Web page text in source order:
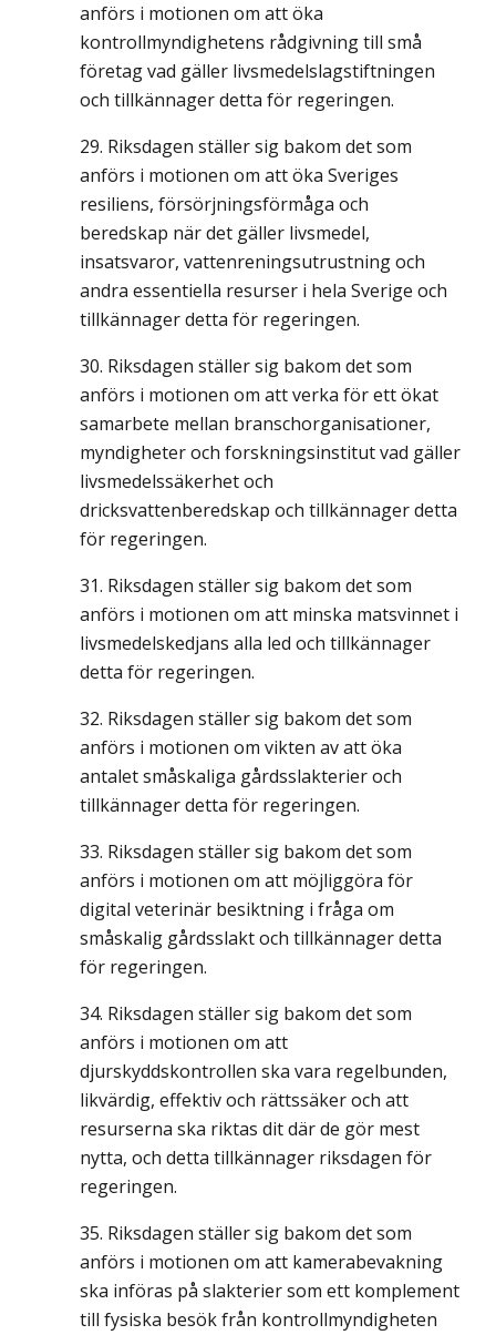
anförs i motionen om att öka
kontrollmyndighetens rådgivning till små
företag vad gäller livsmedelslagstiftningen
och tillkännager detta för regeringen.
Riksdagen ställer sig bakom det som
anförs i motionen om att öka Sveriges
resiliens, försörjningsförmåga och
beredskap när det gäller livsmedel,
insatsvaror, vattenreningsutrustning och
andra essentiella resurser i hela Sverige och
tillkännager detta för regeringen.
Riksdagen ställer sig bakom det som
anförs i motionen om att verka för ett ökat
samarbete mellan branschorganisationer,
myndigheter och forskningsinstitut vad gäller
livsmedelssäkerhet och
dricksvattenberedskap och tillkännager detta
för regeringen.
Riksdagen ställer sig bakom det som
anförs i motionen om att minska matsvinnet i
livsmedelskedjans alla led och tillkännager
detta för regeringen.
Riksdagen ställer sig bakom det som
anförs i motionen om vikten av att öka
antalet småskaliga gårdsslakterier och
tillkännager detta för regeringen.
Riksdagen ställer sig bakom det som
anförs i motionen om att möjliggöra för
digital veterinär besiktning i fråga om
småskalig gårdsslakt och tillkännager detta
för regeringen.
Riksdagen ställer sig bakom det som
anförs i motionen om att
djurskyddskontrollen ska vara regelbunden,
likvärdig, effektiv och rättssäker och att
resurserna ska riktas dit där de gör mest
nytta, och detta tillkännager riksdagen för
regeringen.
Riksdagen ställer sig bakom det som
anförs i motionen om att kamerabevakning
ska införas på slakterier som ett komplement
till fysiska besök från kontrollmyndigheten